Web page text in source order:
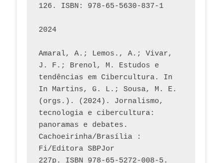
126. ISBN: 978-65-5630-837-1
2024
Amaral, A.; Lemos., A.; Vivar,
J. F.; Brenol, M. Estudos e
tendências em Cibercultura. In
In Martins, G. L.; Sousa, M. E.
(orgs.). (2024). Jornalismo,
tecnologia e cibercultura:
panoramas e debates.
Cachoeirinha/Brasília :
Fi/Editora SBPJor
227p. ISBN 978-65-5272-008-5.